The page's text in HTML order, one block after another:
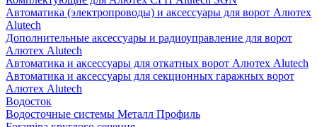
Автоматика (электропроводы) и аксессуары для ворот Алютех
Alutech
Дополнительные аксессуары и радиоуправление для ворот
Алютех Alutech
Автоматика и аксессуары для откатных ворот Алютех Alutech
Автоматика и аксессуары для секционных гаражных ворот
Алютех Alutech
Водосток
Водосточные системы Металл Профиль